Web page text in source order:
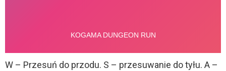
W – Przesuń do przodu. S – przesuwanie do tyłu. A –